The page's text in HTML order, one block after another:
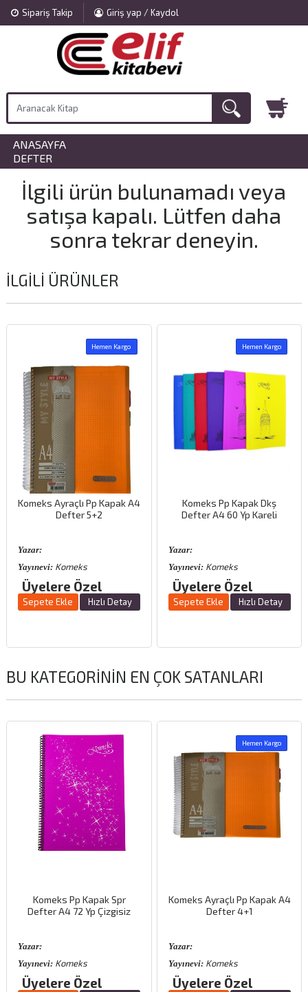
Sipariş Takip Giriş yap / Kaydol
ANASAYFA
DEFTER
İlgili ürün bulunamadı veya
satışa kapalı. Lütfen daha
sonra tekrar deneyin.
İLGILI ÜRÜNLER
Hemen Kargo
Komeks Ayraçlı Pp Kapak A4
Defter 5+2
Yazar:
Yayınevi:Komeks
Üyelere Özel
Sepete Ekle Hızlı Detay
Hemen Kargo
Komeks Pp Kapak Dkş
Defter A4 60 Yp Kareli
Yazar:
Yayınevi:Komeks
Üyelere Özel
Sepete Ekle Hızlı Detay
BU KATEGORININ EN ÇOK SATANLARI
Komeks Pp Kapak Spr
Defter A4 72 Yp Çizgisiz
Yazar:
Yayınevi:Komeks
Üyelere Özel
Hemen Kargo
Komeks Ayraçlı Pp Kapak A4
Defter 4+1
Yazar:
Yayınevi:Komeks
Üyelere Özel